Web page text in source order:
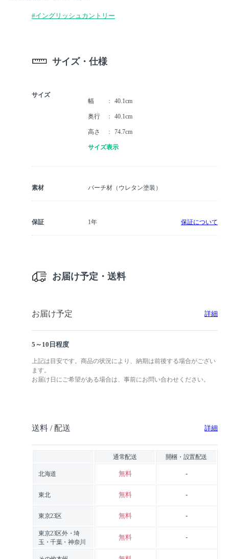
#イングリッシュカントリー
サイズ・仕様
サイズ
幅
40.1cm
奥行 40.1cm
高さ 74.7cm
サイズ表示
素材 バーチ材（ウレタン塗装）
保証 1年 保証について
お届け予定・送料
お届け予定 詳細
5～10日程度
上記は目安です。商品の状況により、納期は前後する場合がござい
ます。
お届け日にご希望がある場合は、事前にお問い合わせください。
送料 / 配送 詳細
通常配送 開梱・設置配送
北海道 無料 -
東北 無料 -
東京23区 無料 -
東京23区外・埼
玉・千葉・神奈川
無料 -